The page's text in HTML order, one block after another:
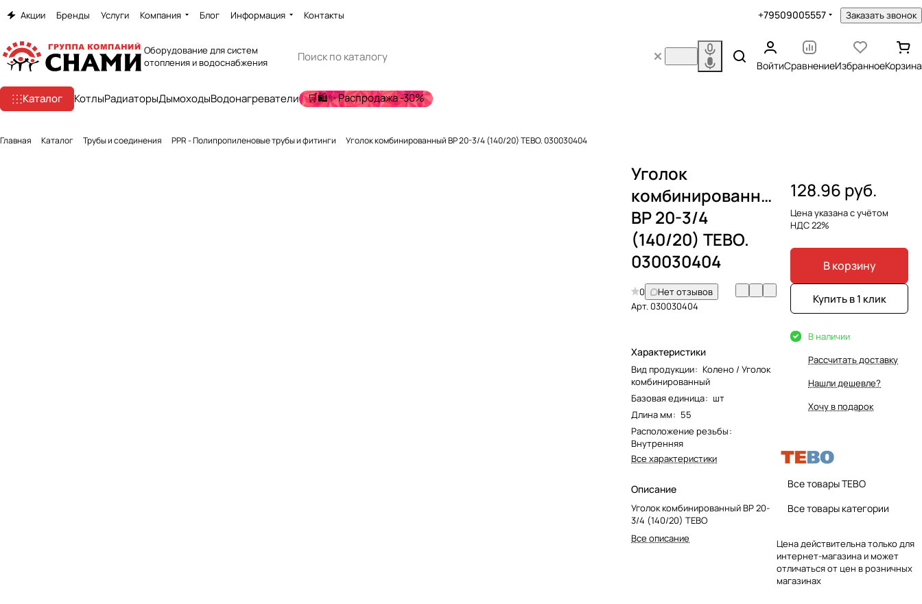
Акции Бренды Услуги Компания Блог Информация Контакты +79509005557 Заказать звонок
Оборудование для систем
отопления и водоснабжения
ВойтиСравнениеИзбранноеКорзина
Каталог КотлыРадиаторыДымоходыВодонагреватели 🛒🛍️✨ Распродажа -30%
Главная Каталог Трубы и соединения PPR - Полипропиленовые трубы и фитинги Уголок комбинированный ВР 20-3/4 (140/20) TEBO. 030030404
Уголок
комбинированный
ВР 20-3/4
(140/20) TEBO.
030030404
0
Нет отзывов
Арт.030030404
Характеристики
Вид продукции: Колено / Уголок
комбинированный
Базовая единица: шт
Длина мм: 55
Расположение резьбы:
Внутренняя
Все характеристики
Описание
Уголок комбинированный ВР 20-
3/4 (140/20) TEBO
Все описание
128.96 руб.
Цена указана с учётом
НДС 22%
В корзину
Купить в 1 клик
В наличии
Рассчитать доставку
Нашли дешевле?
Хочу в подарок
Все товары TEBO
Все товары категории
Цена действительна только для
интернет-магазина и может
отличаться от цен в розничных
магазинах